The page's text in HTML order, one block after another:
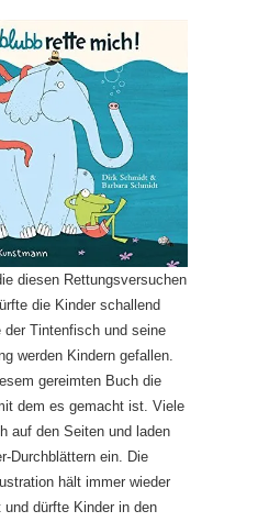
diesen Rettungsversuchen
die Kinder schallend
der Tintenfisch und seine
werden Kindern gefallen.
gereimten Buch die
dem es gemacht ist. Viele
auf den Seiten und laden
Durchblättern ein. Die
hält immer wieder
und dürfte Kinder in den